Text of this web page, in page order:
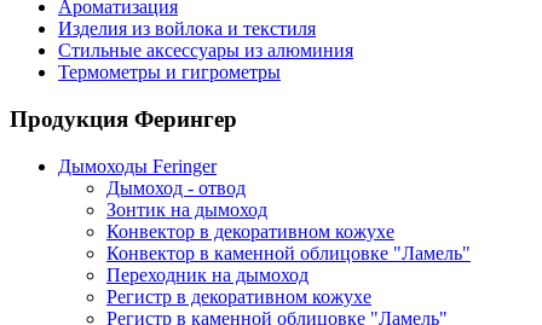
Ароматизация
Изделия из войлока и текстиля
Стильные аксессуары из алюминия
Термометры и гигрометры
Продукция Ферингер
Дымоходы Feringer
Дымоход - отвод
Зонтик на дымоход
Конвектор в декоративном кожухе
Конвектор в каменной облицовке "Ламель"
Переходник на дымоход
Регистр в декоративном кожухе
Регистр в каменной облицовке "Ламель"